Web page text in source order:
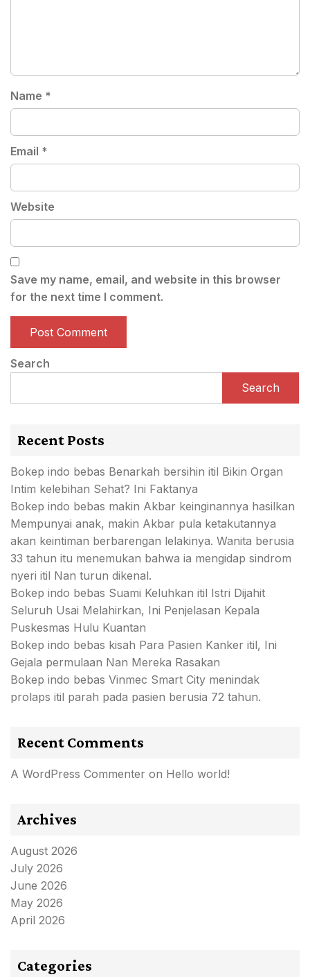
Name *
Email *
Website
Save my name, email, and website in this browser
for the next time I comment.
Search
Search
Recent Posts
Bokep indo bebas Benarkah bersihin itil Bikin Organ
Intim kelebihan Sehat? Ini Faktanya
Bokep indo bebas makin Akbar keinginannya hasilkan
Mempunyai anak, makin Akbar pula ketakutannya
akan keintiman berbarengan lelakinya. Wanita berusia
33 tahun itu menemukan bahwa ia mengidap sindrom
nyeri itil Nan turun dikenal.
Bokep indo bebas Suami Keluhkan itil Istri Dijahit
Seluruh Usai Melahirkan, Ini Penjelasan Kepala
Puskesmas Hulu Kuantan
Bokep indo bebas kisah Para Pasien Kanker itil, Ini
Gejala permulaan Nan Mereka Rasakan
Bokep indo bebas Vinmec Smart City menindak
prolaps itil parah pada pasien berusia 72 tahun.
Recent Comments
A WordPress Commenter on Hello world!
Archives
August 2026
July 2026
June 2026
May 2026
April 2026
Categories